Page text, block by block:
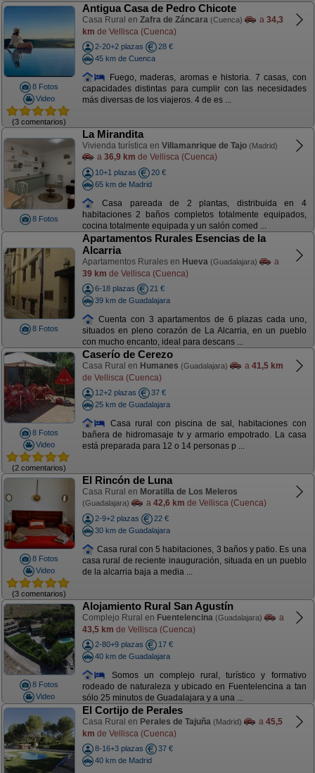
8 Fotos
Video
(3 comentarios)
Antigua Casa de Pedro Chicote
Casa Rural en Zafra de Záncara (Cuenca) a 34,3
km de Vellisca (Cuenca)
2-20+2 plazas
28 €
45 km de Cuenca
Fuego, maderas, aromas e historia. 7 casas, con
capacidades distintas para cumplir con las necesidades
más diversas de los viajeros. 4 de es ...
8 Fotos
La Mirandita
Vivienda turística en Villamanrique de Tajo (Madrid)
a 36,9 km de Vellisca (Cuenca)
10+1 plazas
20 €
65 km de Madrid
Casa pareada de 2 plantas, distribuida en 4
habitaciones 2 baños completos totalmente equipados,
cocina totalmente equipada y un salón comed ...
8 Fotos
Apartamentos Rurales Esencias de la
Alcarria
Apartamentos Rurales en Hueva (Guadalajara)
a
39 km de Vellisca (Cuenca)
6-18 plazas
21 €
39 km de Guadalajara
Cuenta con 3 apartamentos de 6 plazas cada uno,
situados en pleno corazón de La Alcarria, en un pueblo
con mucho encanto, ideal para descans ...
8 Fotos
Video
(2 comentarios)
Caserío de Cerezo
Casa Rural en Humanes (Guadalajara) a 41,5 km
de Vellisca (Cuenca)
12+2 plazas
37 €
25 km de Guadalajara
Casa rural con piscina de sal, habitaciones con
bañera de hidromasaje tv y armario empotrado. La casa
está preparada para 12 o 14 personas p ...
8 Fotos
Video
(3 comentarios)
El Rincón de Luna
Casa Rural en Moratilla de Los Meleros
(Guadalajara) a 42,6 km de Vellisca (Cuenca)
2-9+2 plazas
22 €
30 km de Guadalajara
Casa rural con 5 habitaciones, 3 baños y patio. Es una
casa rural de reciente inauguración, situada en un pueblo
de la alcarria baja a media ...
8 Fotos
Video
Alojamiento Rural San Agustín
Complejo Rural en Fuentelencina (Guadalajara)
a
43,5 km de Vellisca (Cuenca)
2-80+9 plazas
17 €
40 km de Guadalajara
Somos un complejo rural, turístico y formativo
rodeado de naturaleza y ubicado en Fuentelencina a tan
sólo 25 minutos de Guadalajara y a una ...
El Cortijo de Perales
Casa Rural en Perales de Tajuña (Madrid) a 45,5
km de Vellisca (Cuenca)
8-16+3 plazas
37 €
40 km de Madrid